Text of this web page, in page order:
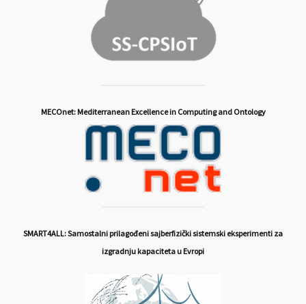
MECOnet: Mediterranean Excellence in Computing and Ontology
SMART4ALL: Samostalni prilagođeni sajberfizički sistemski eksperimenti za
izgradnju kapaciteta u Evropi